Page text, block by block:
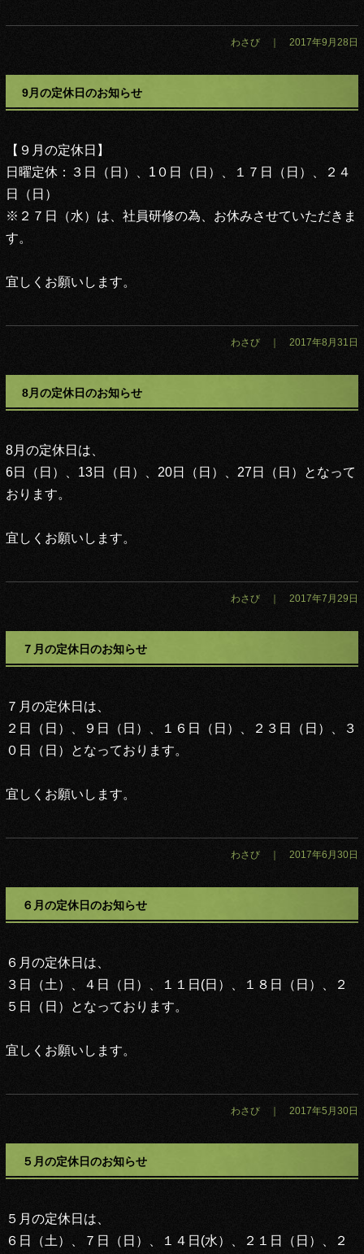
わさび ｜ 2017年9月28日
9月の定休日のお知らせ
【９月の定休日】
日曜定休：３日（日）、1０日（日）、１７日（日）、２４
日（日）
※ ２７日（水）は、社員研修の為、お休みさせていただきま
す。
宜しくお願いします。
わさび ｜ 2017年8月31日
8月の定休日のお知らせ
8月の定休日は、
6日（日）、13日（日）、20日（日）、27日（日）
となって
おります。
宜しくお願いします。
わさび ｜ 2017年7月29日
７月の定休日のお知らせ
７月の定休日は、
２日（日）、９日（日）、１６日（日）、２３日（日）、３
０日（日）
となっております。
宜しくお願いします。
わさび ｜ 2017年6月30日
６月の定休日のお知らせ
６月の定休日は、
３日（土）、４日（日）、１１日(日）、１８日（日）、２
５日（日）
となっております。
宜しくお願いします。
わさび ｜ 2017年5月30日
５月の定休日のお知らせ
５月の定休日は、
６日（土）、７日（日）、１４日(水）、２１日（日）、２